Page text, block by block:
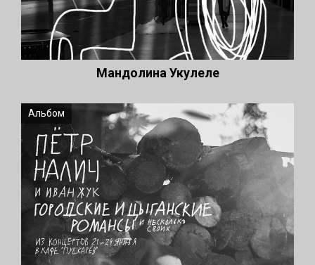
Мандолина Укулеле
Альбом